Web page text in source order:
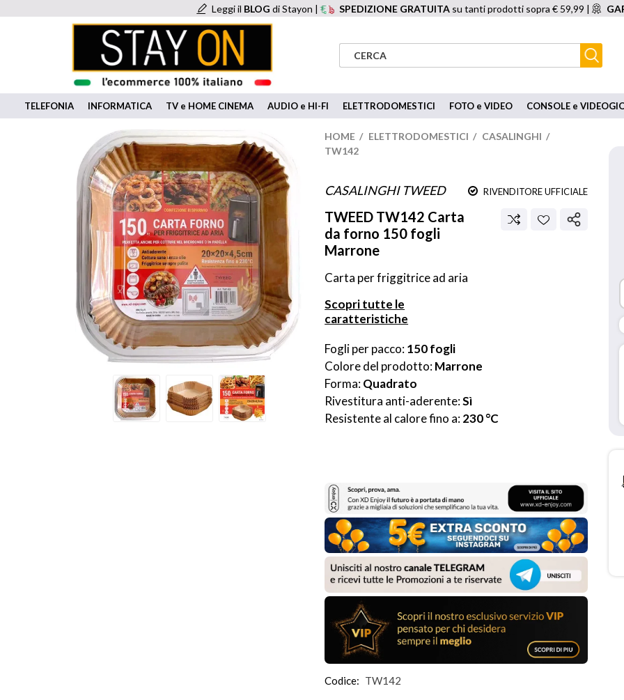
Leggi il BLOG di Stayon | SPEDIZIONE GRATUITA su tanti prodotti sopra € 59,99 |
TELEFONIA INFORMATICA TV e HOME CINEMA AUDIO e HI-FI ELETTRODOMESTICI FOTO e VIDEO CONSOLE e
HOME / ELETTRODOMESTICI / CASALINGHI /
TW142
CASALINGHI TWEED RIVENDITORE UFFICIALE
TWEED TW142 Carta
da forno 150 fogli
Marrone
Carta per friggitrice ad aria
Scopri tutte le
caratteristiche
Fogli per pacco: 150 fogli
Colore del prodotto: Marrone
Forma: Quadrato
Rivestitura anti-aderente: Sì
Resistente al calore fino a: 230 °C
Codice: TW142